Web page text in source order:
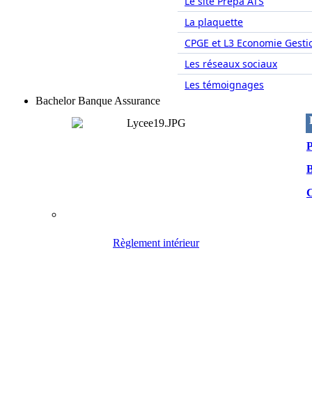
La plaquette
CPGE et L3 Economie
Les réseaux sociaux
Les témoignages
Bachelor Banque Assurance
Règlement intérieur